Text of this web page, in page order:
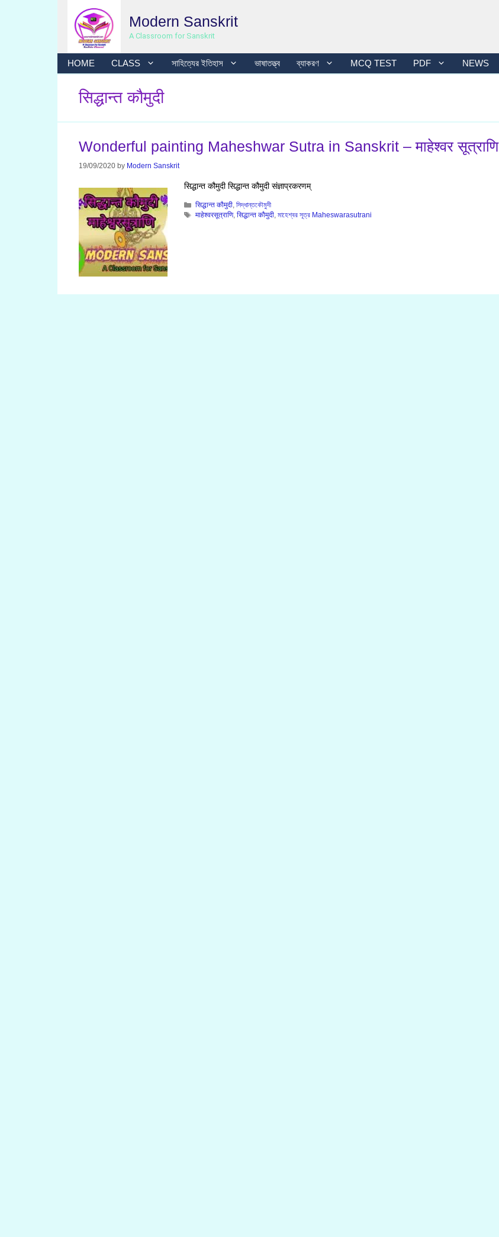
Modern Sanskrit
A Classroom for Sanskrit
HOME CLASS সাহিত্যের ইতিহাস ভাষাতত্ত্ব ব্যাকরণ MCQ TEST PDF NEWS
सिद्धान्त कौमुदी
Wonderful painting Maheshwar Sutra in Sanskrit – माहेश्वर सूत्राणि
19/09/2020 by Modern Sanskrit
सिद्धान्त कौमुदी सिद्धान्त कौमुदी संज्ञाप्रकरणम्
Categories
सिद्धान्त कौमुदी,সিদ্ধান্তকৌমুদী
Tags
माहेश्वरसूत्राणि,सिद्धान्त कौमुदी,মাহেশ্বর সূত্র Maheswarasutrani